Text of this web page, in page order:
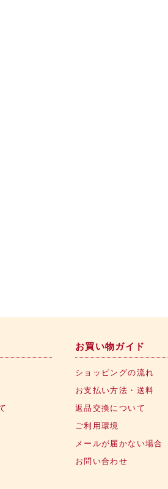
お買い物ガイド
ショッピングの流れ
お支払い方法・送料
返品交換について
ご利用環境
メールが届かない場合
お問い合わせ